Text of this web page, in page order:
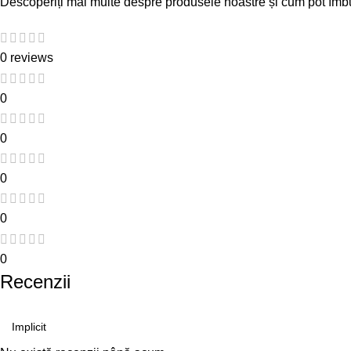
0 reviews
0
0
0
0
0
Recenzii